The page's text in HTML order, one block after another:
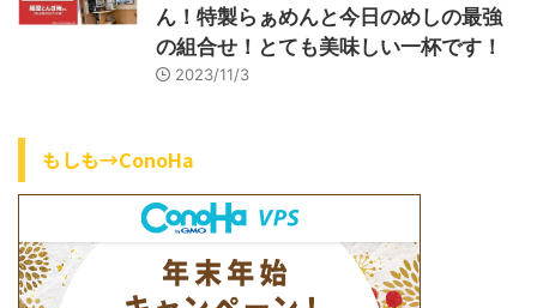
ん！特製らぁめんと今日のめしの最強
の組合せ！とても美味しい一杯です！
2023/11/3
もしも→ConoHa